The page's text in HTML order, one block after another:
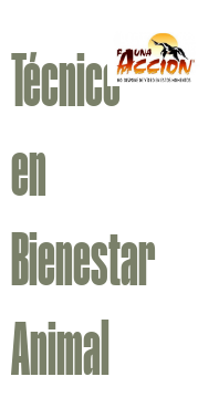
Técnico
en
Bienestar
Animal